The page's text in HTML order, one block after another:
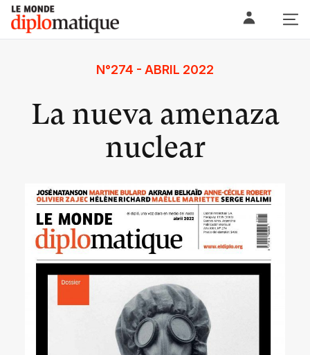
Skip
content
Le monde diplomatique
N°274 - ABRIL 2022
La nueva amenaza
nuclear